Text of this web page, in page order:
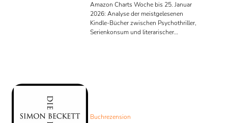
Amazon Charts Woche bis 25. Januar
2026: Analyse der meistgelesenen
Kindle-Bücher zwischen Psychothriller,
Serienkonsum und literarischer
Buchrezension